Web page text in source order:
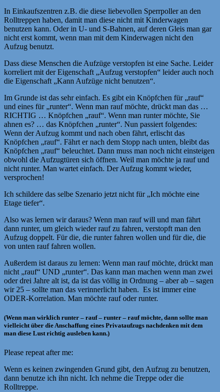
In Einkaufszentren z.B. die diese liebevollen Sperrpoller an den
Rolltreppen haben, damit man diese nicht mit Kinderwagen
benutzen kann. Oder in U- und S-Bahnen, auf deren Gleis man gar
nicht erst kommt, wenn man mit dem Kinderwagen nicht den
Aufzug benutzt.
Dass diese Menschen die Aufzüge verstopfen ist eine Sache. Leider
korreliert mit der Eigenschaft „Aufzug verstopfen“ leider auch noch
die Eigenschaft „Kann Aufzüge nicht benutzen“.
Im Grunde ist das sehr einfach. Es gibt ein Knöpfchen für „rauf“
und eines für „runter“. Wenn man rauf möchte, drückt man das …
RICHTIG … Knöpfchen „rauf“. Wenn man runter möchte, Sie
ahnen es? … das Knöpfchen „runter“. Nun passiert folgendes:
Wenn der Aufzug kommt und nach oben fährt, erlischt das
Knöpfchen „rauf“. Fährt er nach dem Stopp nach unten, bleibt das
Knöpfchen „rauf“ beleuchtet. Dann muss man noch nicht einsteigen
obwohl die Aufzugtüren sich öffnen. Weil man möchte ja rauf und
nicht runter. Man wartet einfach. Der Aufzug kommt wieder,
versprochen!
Ich schildere das selbe Szenario jetzt nicht für „Ich möchte eine
Etage tiefer“.
Also was lernen wir daraus? Wenn man rauf will und man fährt
dann runter, um gleich wieder rauf zu fahren, verstopft man den
Aufzug doppelt. Für die, die runter fahren wollen und für die, die
von unten rauf fahren wollen.
Außerdem ist daraus zu lernen: Wenn man rauf möchte, drückt man
nicht „rauf“ UND „runter“. Das kann man machen wenn man zwei
oder drei Jahre alt ist, da ist das völlig in Ordnung – aber ab – sagen
wir 25 – sollte man das verinnerlicht haben. Es ist immer eine
ODER-Korrelation. Man möchte rauf oder runter.
(Wenn man wirklich runter – rauf – runter – rauf möchte, dann sollte man
vielleicht über die Anschaffung eines Privataufzugs nachdenken mit dem
man diese Lust richtig ausleben kann.)
Please repeat after me:
Wenn es keinen zwingenden Grund gibt, den Aufzug zu benutzen,
dann benutze ich ihn nicht. Ich nehme die Treppe oder die
Rolltreppe.